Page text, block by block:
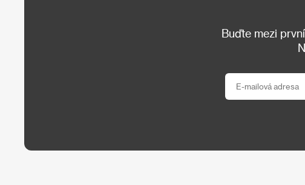
Buďte mezi